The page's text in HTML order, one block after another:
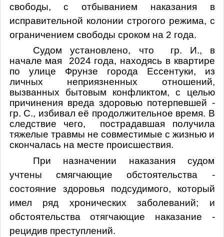
свободы, с отбыванием наказания в
исправительной колонии строгого режима, с
ограничением свободы сроком на 2 года.
Судом установлено, что гр. И.,
в
начале мая 2024 года, находясь в квартире
по улице Фрунзе города Ессентуки, из
личных неприязненных отношений,
вызванных бытовым конфликтом, с целью
причинения вреда здоровью потерпевшей -
гр. С., избивал её продолжительное время. В
следствие чего, пострадавшая получила
тяжелые травмы не совместимые с жизнью и
скончалась на месте происшествия.
При назначении наказания судом
учтены смягчающие обстоятельства -
состояние здоровья подсудимого, который
имел ряд хронических заболеваний; и
обстоятельства отягчающие наказание -
рецидив преступлений.